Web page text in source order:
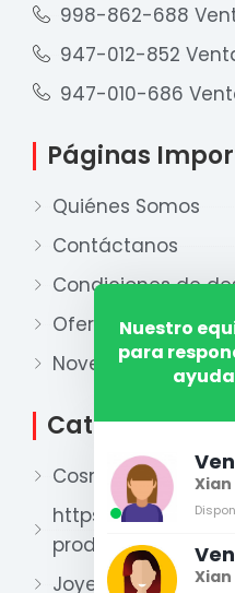
998-862-688
947-012-852
947-010-686
Páginas
Quiénes Somos
Contáctanos
Condiciones de
Ofertas
Novedades
Categorías
Cosmética
https://xianzhu.pe/
producto/
Joyería
Nuestro
para
Xian
Xian